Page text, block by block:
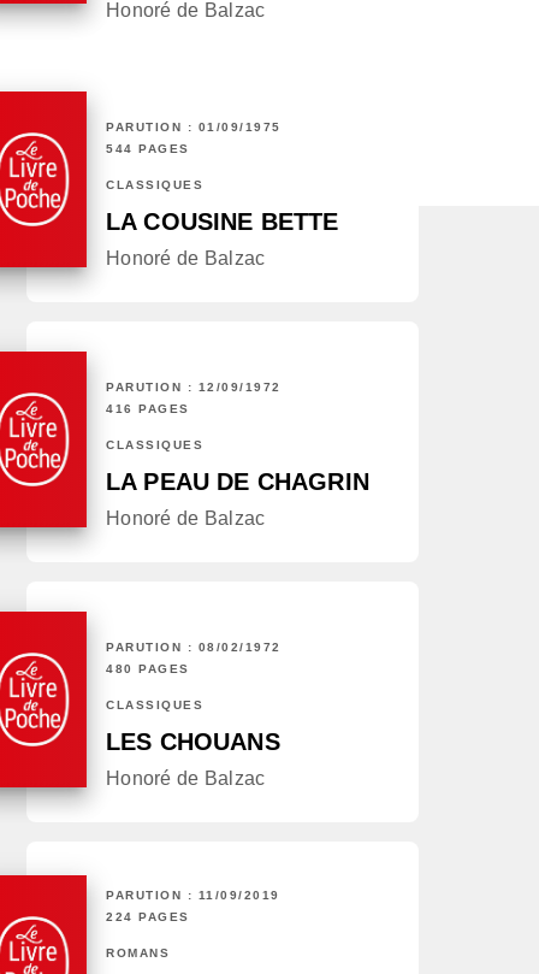
Honoré de Balzac
PARUTION : 01/09/1975
544 PAGES
CLASSIQUES
LA COUSINE BETTE
Honoré de Balzac
PARUTION : 12/09/1972
416 PAGES
CLASSIQUES
LA PEAU DE CHAGRIN
Honoré de Balzac
PARUTION : 08/02/1972
480 PAGES
CLASSIQUES
LES CHOUANS
Honoré de Balzac
PARUTION : 11/09/2019
224 PAGES
ROMANS